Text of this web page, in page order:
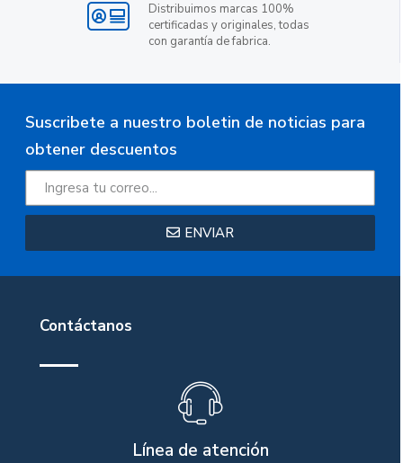
Distribuimos marcas 100%
certificadas y originales, todas
con garantía de fabrica.
Suscribete a nuestro boletin de noticias para
obtener descuentos
ENVIAR
Contáctanos
Línea de atención